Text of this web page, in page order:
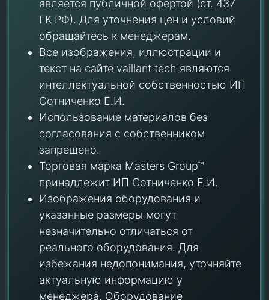
является публичной офертой (ст. 437
ГК РФ). Для уточнения цен и условий
обращайтесь к менеджерам.
Все изображения, иллюстрации и
текст на сайте vaillant.tech являются
интеллектуальной собственностью ИП
Сотниченко Е.И.
Использование материалов без
согласования с собственником
запрещено.
Торговая марка Masters Group™
принадлежит ИП Сотниченко Е.И.
Изображения оборудования и
указанные размеры могут
незначительно отличаться от
реального оборудования. Для
избежания недопонимания, уточняйте
актуальную информацию у
менеджера. Оборудование